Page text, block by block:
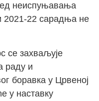
неиспуњавања
2021-22 сарадња не
се захваљује
раду и
боравка у Црвеној
у наставку